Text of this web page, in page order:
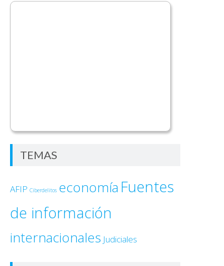
TEMAS
AFIP Ciberdelitos economía Fuentes
de información
internacionales Judiciales